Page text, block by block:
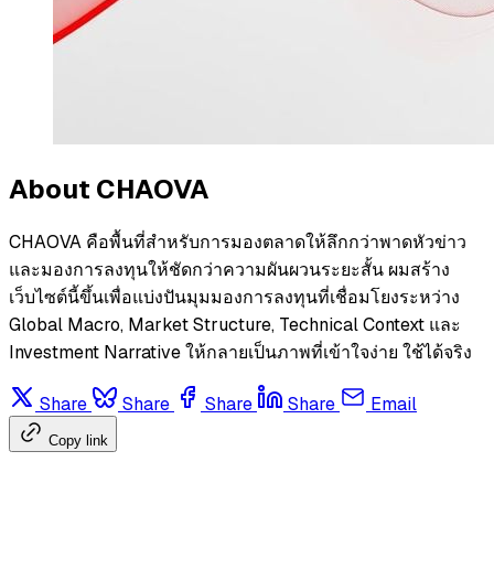
About CHAOVA
CHAOVA คือพื้นที่สำหรับการมองตลาดให้ลึกกว่าพาดหัวข่าว
และมองการลงทุนให้ชัดกว่าความผันผวนระยะสั้น ผมสร้าง
เว็บไซต์นี้ขึ้นเพื่อแบ่งปันมุมมองการลงทุนที่เชื่อมโยงระหว่าง
Global Macro, Market Structure, Technical Context และ
Investment Narrative ให้กลายเป็นภาพที่เข้าใจง่าย ใช้ได้จริง
Share Share Share Share Email
Copy link